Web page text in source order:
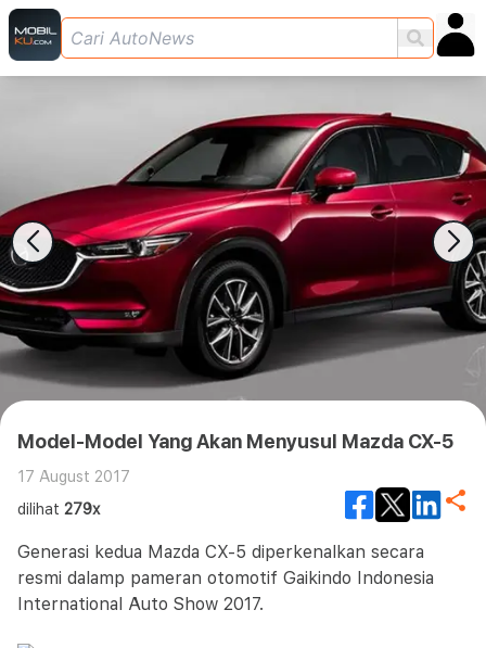
Model-Model Yang Akan Menyusul Mazda CX-5
17 August 2017
dilihat 279x
Generasi kedua Mazda CX-5 diperkenalkan secara
resmi dalamp pameran otomotif Gaikindo Indonesia
International Auto Show 2017.